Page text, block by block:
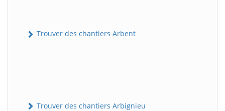
Trouver des chantiers Arbent
Trouver des chantiers Arbignieu